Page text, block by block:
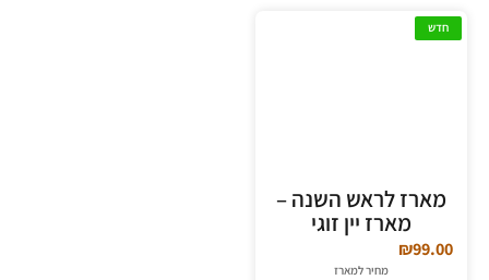
חדש
מארז לראש השנה –
מארז יין זוגי
₪99.00
מחיר למארז